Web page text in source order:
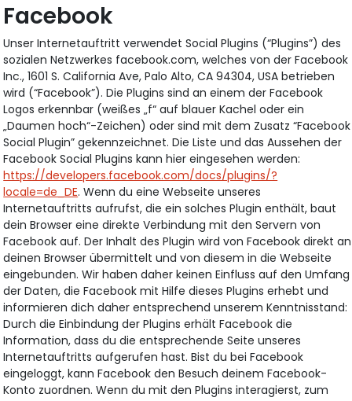
Facebook
Unser Internetauftritt verwendet Social Plugins (“Plugins”) des
sozialen Netzwerkes facebook.com, welches von der Facebook
Inc., 1601 S. California Ave, Palo Alto, CA 94304, USA betrieben
wird (“Facebook”). Die Plugins sind an einem der Facebook
Logos erkennbar (weißes „f“ auf blauer Kachel oder ein
„Daumen hoch“-Zeichen) oder sind mit dem Zusatz “Facebook
Social Plugin” gekennzeichnet. Die Liste und das Aussehen der
Facebook Social Plugins kann hier eingesehen werden:
https://developers.facebook.com/docs/plugins/?
locale=de_DE. Wenn du eine Webseite unseres
Internetauftritts aufrufst, die ein solches Plugin enthält, baut
dein Browser eine direkte Verbindung mit den Servern von
Facebook auf. Der Inhalt des Plugin wird von Facebook direkt an
deinen Browser übermittelt und von diesem in die Webseite
eingebunden. Wir haben daher keinen Einfluss auf den Umfang
der Daten, die Facebook mit Hilfe dieses Plugins erhebt und
informieren dich daher entsprechend unserem Kenntnisstand:
Durch die Einbindung der Plugins erhält Facebook die
Information, dass du die entsprechende Seite unseres
Internetauftritts aufgerufen hast. Bist du bei Facebook
eingeloggt, kann Facebook den Besuch deinem Facebook-
Konto zuordnen. Wenn du mit den Plugins interagierst, zum